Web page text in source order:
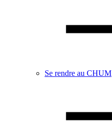
Se rendre au CHUM